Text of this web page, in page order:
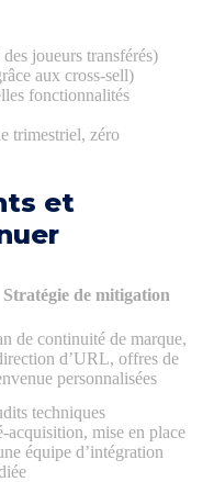
joueurs transférés)
aux cross‑sell)
fonctionnalités
trimestriel, zéro
et
Stratégie de mitigation
de continuité de marque,
d’URL, offres de
personnalisées
techniques
mise en place
équipe d’intégration